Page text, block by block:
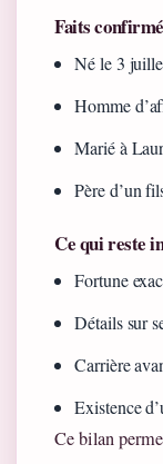
Faits
Né le 3
Homme
Marié à
Père d’un
Ce qui reste
Fortune
Détails sur
Carrière
Existence
Ce bilan